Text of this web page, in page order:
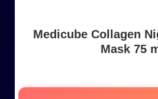
Medicube Collagen
Mask 75